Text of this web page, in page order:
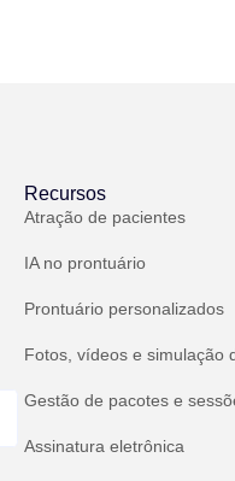
Recursos
Atração de pacientes
IA no prontuário
Prontuário personalizados
Fotos, vídeos e simulação
Gestão de pacotes e
Assinatura eletrônica